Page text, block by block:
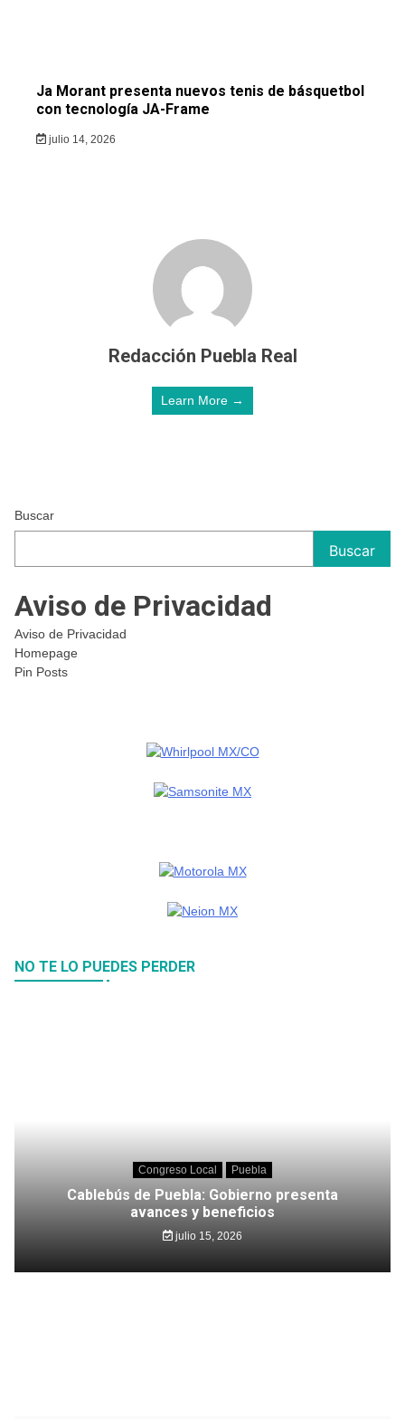
Ja Morant presenta nuevos tenis de básquetbol
con tecnología JA-Frame
julio 14, 2026
Redacción Puebla Real
Learn More →
Buscar
Buscar
Aviso de Privacidad
Aviso de Privacidad
Homepage
Pin Posts
NO TE LO PUEDES PERDER
Congreso Local Puebla
Cablebús de Puebla: Gobierno presenta
avances y beneficios
julio 15, 2026